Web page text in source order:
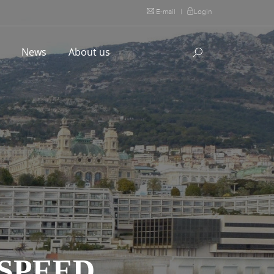
E-mail | Login
News About us